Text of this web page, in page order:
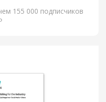
155 000 подписчиков